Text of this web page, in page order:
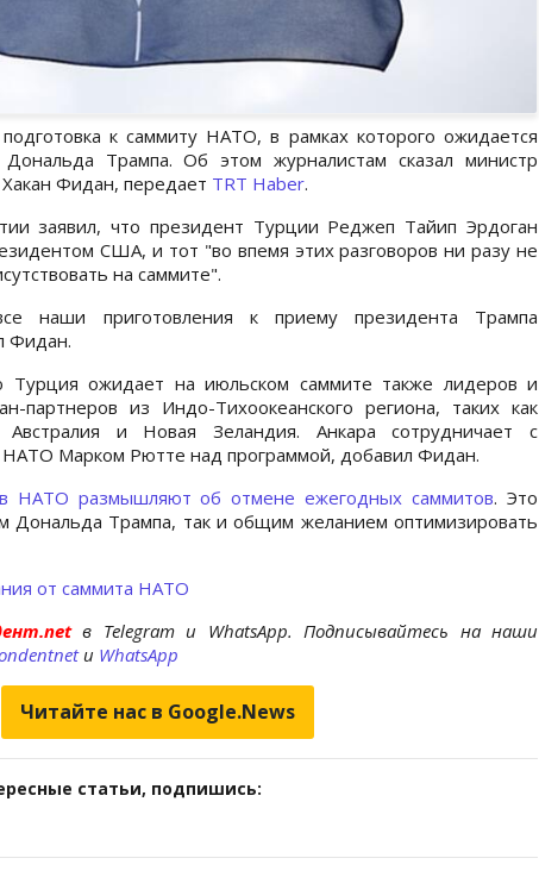
к саммиту НАТО, в рамках которого ожидается
Трампа. Об этом журналистам сказал министр
Фидан, передает TRT Haber.
заявил, что президент Турции Реджеп Тайип Эрдоган
США, и тот "во впемя этих разговоров ни разу не
на саммите".
наши приготовления к приему президента Трампа
Фидан.
Турция ожидает на июльском саммите также лидеров и
партнеров из Индо-Тихоокеанского региона, таких как
и Новая Зеландия. Анкара сотрудничает с
НАТО Марком Рютте над программой, добавил Фидан.
в НАТО размышляют об отмене ежегодных саммитов. Это
Дональда Трампа, так и общим желанием оптимизировать
от саммита НАТО
в Telegram и WhatsApp. Подписывайтесь на наши
и WhatsApp
Читайте нас в Google.News
статьи, подпишись: